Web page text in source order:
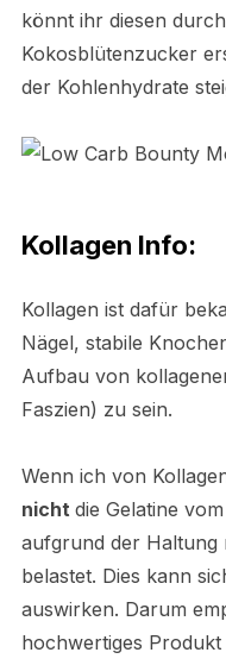
könnt ihr diesen
Kokosblütenzucker
der Kohlenhydrate
Kollagen Info:
Kollagen ist dafür
Nägel, stabile
Aufbau von
Faszien) zu sein.
Wenn ich von
nicht die Gelatine
aufgrund der Haltung
belastet. Dies kann
auswirken. Darum
hochwertiges